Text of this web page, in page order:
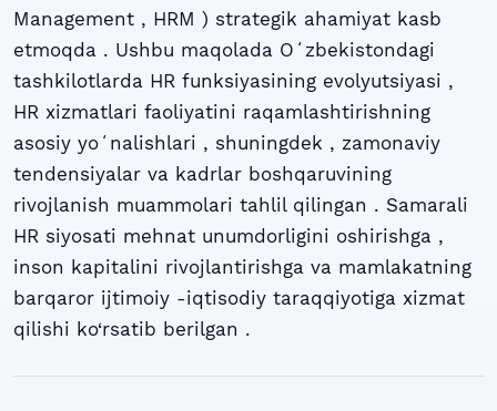
Management , HRM ) strategik ahamiyat kasb
etmoqda . Ushbu maqolada Oʻzbekistondagi
tashkilotlarda HR funksiyasining evolyutsiyasi ,
HR xizmatlari faoliyatini raqamlashtirishning
asosiy yoʻnalishlari , shuningdek , zamonaviy
tendensiyalar va kadrlar boshqaruvining
rivojlanish muammolari tahlil qilingan . Samarali
HR siyosati mehnat unumdorligini oshirishga ,
inson kapitalini rivojlantirishga va mamlakatning
barqaror ijtimoiy -iqtisodiy taraqqiyotiga xizmat
qilishi ko‘rsatib berilgan .